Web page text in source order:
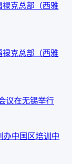
克总部（西雅
克总部（西雅
议在无锡举行
中国区培训中